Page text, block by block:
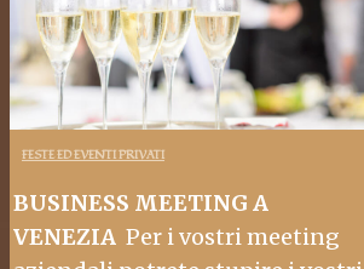
FESTE ED EVENTI PRIVATI
BUSINESS MEETING A
VENEZIA Per i vostri meeting